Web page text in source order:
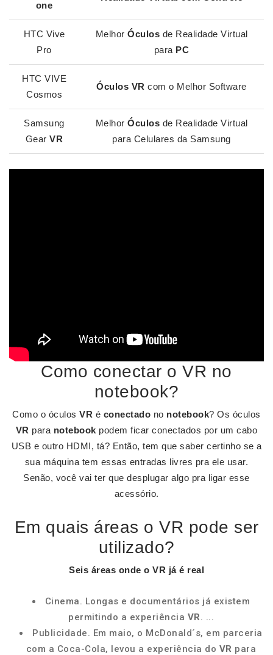
one
HTC Vive
Pro
Melhor Óculos de Realidade Virtual
para PC
HTC VIVE
Cosmos
Óculos VR com o Melhor Software
Samsung
GearVR
Melhor Óculos de Realidade Virtual
para Celulares da Samsung
Como conectar o VR no
notebook?
Como o óculosVR é conectado no notebook? Os óculos
VR para notebook podem ficar conectados por um cabo
USB e outro HDMI, tá? Então, tem que saber certinho se a
sua máquina tem essas entradas livres pra ele usar.
Senão, você vai ter que desplugar algo pra ligar esse
acessório.
Em quais áreas o VR pode ser
utilizado?
Seis áreas onde o VR já é real
Cinema. Longas e documentários já existem
permitindo a experiência VR. ...
Publicidade. Em maio, o McDonald´s, em parceria
com a Coca-Cola, levou a experiência do VR para